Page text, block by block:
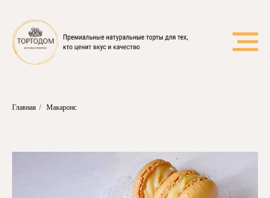
Главная / Макаронс